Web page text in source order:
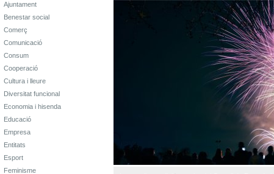
Ajuntament
Benestar social
Comerç
Comunicació
Consum
Cooperació
Cultura i lleure
Diversitat funcional
Economia i hisenda
Educació
Empresa
Entitats
Esport
Feminisme